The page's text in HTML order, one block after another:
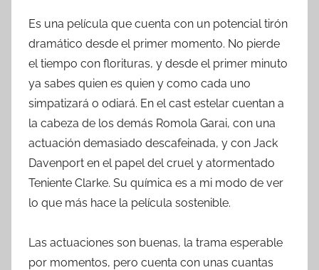
Es una película que cuenta con un potencial tirón
dramático desde el primer momento. No pierde
el tiempo con florituras, y desde el primer minuto
ya sabes quien es quien y como cada uno
simpatizará o odiará. En el cast estelar cuentan a
la cabeza de los demás Romola Garai, con una
actuación demasiado descafeinada, y con Jack
Davenport en el papel del cruel y atormentado
Teniente Clarke. Su química es a mi modo de ver
lo que más hace la película sostenible.
Las actuaciones son buenas, la trama esperable
por momentos, pero cuenta con unas cuantas